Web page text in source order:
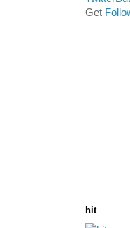
Get
hit